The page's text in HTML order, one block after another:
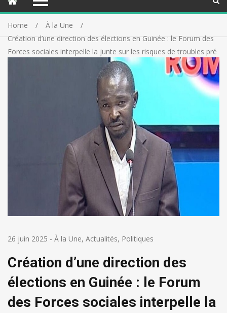
Home
À la Une
Création d’une direction des élections en Guinée : le Forum des
Forces sociales interpelle la junte sur les risques de troubles pré
26 juin 2025 - À la Une, Actualités, Politiques
Création d’une direction des
élections en Guinée : le Forum
des Forces sociales interpelle la